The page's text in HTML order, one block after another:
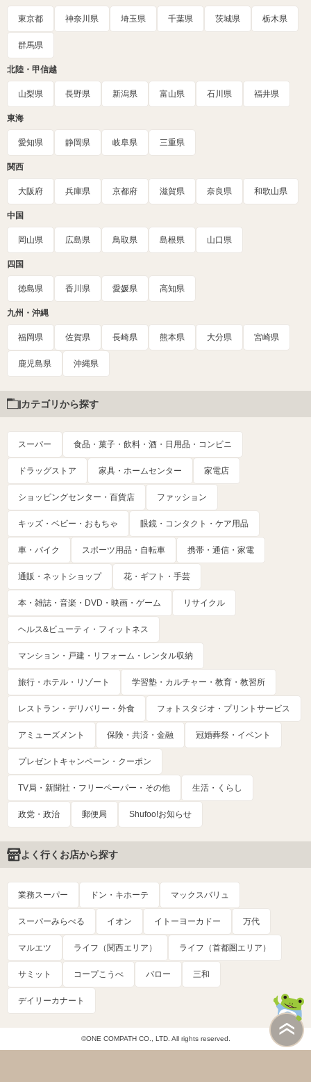
東京都 神奈川県 埼玉県 千葉県 茨城県 栃木県
群馬県
北陸・甲信越
山梨県 長野県 新潟県 富山県 石川県 福井県
東海
愛知県 静岡県 岐阜県 三重県
関西
大阪府 兵庫県 京都府 滋賀県 奈良県 和歌山県
中国
岡山県 広島県 鳥取県 島根県 山口県
四国
徳島県 香川県 愛媛県 高知県
九州・沖縄
福岡県 佐賀県 長崎県 熊本県 大分県 宮崎県
鹿児島県 沖縄県
カテゴリから探す
スーパー 食品・菓子・飲料・酒・日用品・コンビニ
ドラッグストア 家具・ホームセンター 家電店
ショッピングセンター・百貨店 ファッション
キッズ・ベビー・おもちゃ 眼鏡・コンタクト・ケア用品
車・バイク スポーツ用品・自転車 携帯・通信・家電
通販・ネットショップ 花・ギフト・手芸
本・雑誌・音楽・DVD・映画・ゲーム リサイクル
ヘルス&ビューティ・フィットネス
マンション・戸建・リフォーム・レンタル収納
旅行・ホテル・リゾート 学習塾・カルチャー・教育・教習所
レストラン・デリバリー・外食 フォトスタジオ・プリントサービス
アミューズメント 保険・共済・金融 冠婚葬祭・イベント
プレゼントキャンペーン・クーポン
TV局・新聞社・フリーペーパー・その他 生活・くらし
政党・政治 郵便局 Shufoo!お知らせ
よく行くお店から探す
業務スーパー ドン・キホーテ マックスバリュ
スーパーみらべる イオン イトーヨーカドー 万代
マルエツ ライフ（関西エリア） ライフ（首都圏エリア）
サミット コープこうべ バロー 三和
デイリーカナート
©ONE COMPATH CO., LTD. All rights reserved.